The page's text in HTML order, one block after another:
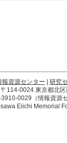
報資源センター 研究
114-0024 東京都北区
0029（情報資源
Eiichi Memorial